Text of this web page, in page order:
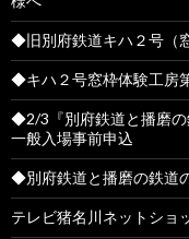
◆旧別府鉄道キハ２号（
◆キハ２号窓枠体験工房
◆2/3『別府鉄道と播磨の
一般入場事前申込
◆別府鉄道と播磨の鉄道
テレビ猪名川ネットショ